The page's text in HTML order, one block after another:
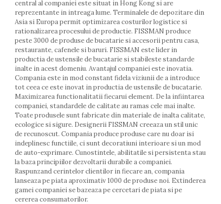
Farfurii
Scurgatoare vase
Seturi de tacamuri
Suporturi pentru tacamuri
Cani
Cesti
Pahare
Scrumiere
Seturi vesela
Suporturi farfurii
Suporturi pahare, cesti, cani
Untiere
Ustensile cofetarie si patiserie
Ramekin
Tavi si forme prajituri
Aparate prajituri
Facalete
central al companiei este situat in Hong Kong si are
reprezentante in intreaga lume. Terminalele de depozitare din
Asia si Europa permit optimizarea costurilor logistice si
rationalizarea procesului de productie. FISSMAN produce
peste 3000 de produse de bucatarie si accesorii pentru casa,
restaurante, cafenele si baruri. FISSMAN este lider in
productia de ustensile de bucatarie si stabileste standarde
inalte in acest domeniu. Avantajul companiei este inovatia.
Compania este in mod constant fidela viziunii de a introduce
tot ceea ce este inovat in productia de ustensile de bucatarie.
Maximizarea functionalitatii fiecarui element. De la infiintarea
companiei, standardele de calitate au ramas cele mai inalte.
Toate produsele sunt fabricate din materiale de inalta calitate,
ecologice si sigure. Designerii FISSMAN creeaza un stil unic
de recunoscut. Compania produce produse care nu doar isi
indeplinesc functiile, ci sunt decoratiuni interioare si un mod
de auto-exprimare. Cunostintele, abilitatile si persistenta stau
la baza principiilor dezvoltarii durabile a companiei.
Raspunzand cerintelor clientilor in fiecare an, compania
lanseaza pe piata aproximativ 1000 de produse noi. Extinderea
gamei companiei se bazeaza pe cercetari de piata si pe
cererea consumatorilor.